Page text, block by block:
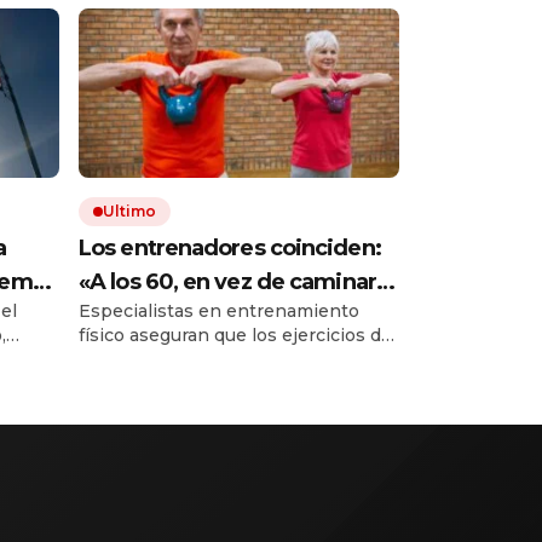
con
Ultimo
Los entrenadores coinciden:
«A los 60, en vez de caminar
20 minutos, es mucho más
eficaz hacer ejercicios como
Especialistas en entrenamiento
físico aseguran que los ejercicios de